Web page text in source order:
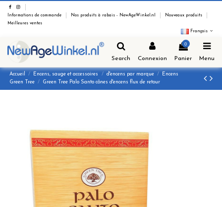
Informations de commande Nos produits à rabais - NewAgeWinkel.nl
Nouveaux produits
Meilleures ventes
Français
Search Connexion
0
Panier Menu
Accueil Encens, sauge et accessoires d'encens par marque
Encens
Green Tree
Green Tree Palo Santo cônes d'encens flux de retour